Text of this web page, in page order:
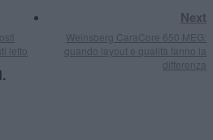
letto
Next
Weinsberg CaraCore 650 MEG:
quando layout e qualità fanno la
differenza